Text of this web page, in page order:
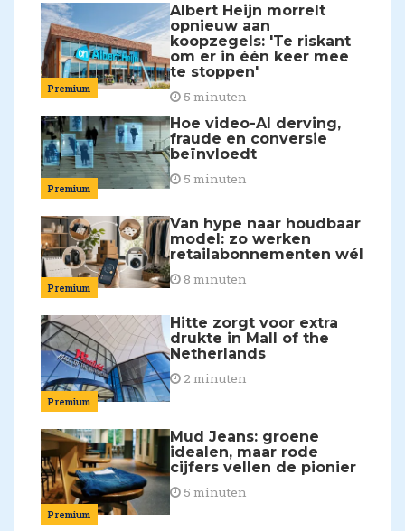
Premium
Albert Heijn morrelt
opnieuw aan
koopzegels: 'Te riskant
om er in één keer mee
te stoppen'
5 minuten
Premium
Hoe video-AI derving,
fraude en conversie
beïnvloedt
5 minuten
Premium
Van hype naar houdbaar
model: zo werken
retailabonnementen wél
8 minuten
Premium
Hitte zorgt voor extra
drukte in Mall of the
Netherlands
2 minuten
Premium
Mud Jeans: groene
idealen, maar rode
cijfers vellen de pionier
5 minuten